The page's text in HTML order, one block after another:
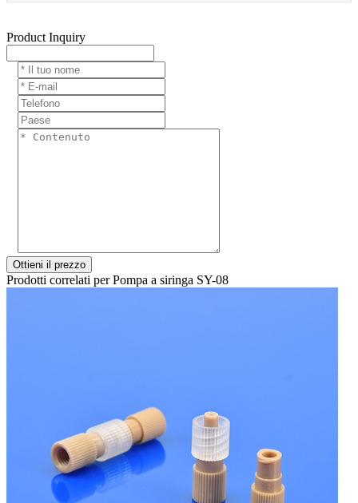
Product Inquiry
Ottieni il prezzo
Prodotti correlati per Pompa a siringa SY-08